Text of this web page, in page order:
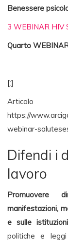
Benessere
3 WEBINAR HIV
Quarto
[:]
https://
webinar-
Difendi i
lavoro
Promuovere
manifestazioni,
e sulle istituzioni
politiche e